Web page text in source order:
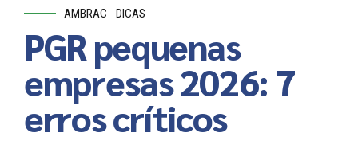
AMBRAC DICAS
PGR pequenas
empresas 2026: 7
erros críticos